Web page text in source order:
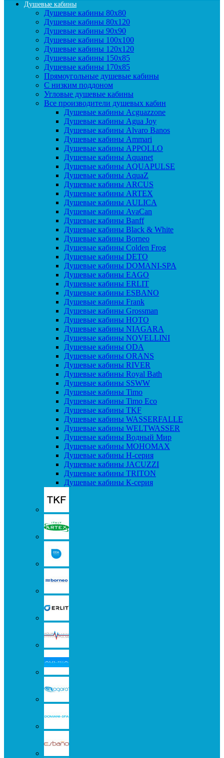
Душевые кабины
Душевые кабины 80x80
Душевые кабины 80x120
Душевые кабины 90х90
Душевые кабины 100x100
Душевые кабины 120x120
Душевые кабины 150x85
Душевые кабины 170x85
Прямоугольные душевые кабины
С низким поддоном
Угловые душевые кабины
Все производители душевых кабин
Душевые кабины Acguazzone
Душевые кабины Agua Joy
Душевые кабины Alvaro Banos
Душевые кабины Ammari
Душевые кабины APPOLLO
Душевые кабины Aquanet
Душевые кабины AQUAPULSE
Душевые кабины AquaZ
Душевые кабины ARCUS
Душевые кабины ARTEX
Душевые кабины AULICA
Душевые кабины AvaCan
Душевые кабины Banff
Душевые кабины Black & White
Душевые кабины Borneo
Душевые кабины Colden Frog
Душевые кабины DETO
Душевые кабины DOMANI-SPA
Душевые кабины EAGO
Душевые кабины ERLIT
Душевые кабины ESBANO
Душевые кабины Frank
Душевые кабины Grossman
Душевые кабины HOTO
Душевые кабины NIAGARA
Душевые кабины NOVELLINI
Душевые кабины ODA
Душевые кабины ORANS
Душевые кабины RIVER
Душевые кабины Royal Bath
Душевые кабины SSWW
Душевые кабины Timo
Душевые кабины Timo Eco
Душевые кабины TKF
Душевые кабины WASSERFALLE
Душевые кабины WELTWASSER
Душевые кабины Водный Мир
Душевые кабины МОНОМАХ
Душевые кабины H-серия
Душевые кабины JACUZZI
Душевые кабины TRITON
Душевые кабины К-серия